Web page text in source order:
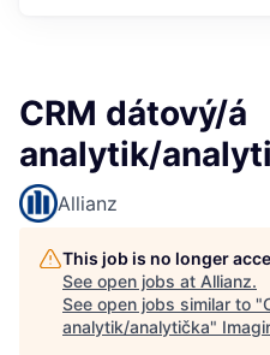
CRM dátový/á
analytik/
Allianz
This job is no longer
See open jobs at Allianz.
See open jobs similar to "
analytik/analytička"